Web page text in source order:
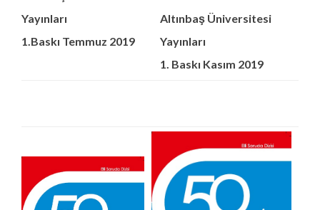
Yayınları
1.Baskı Temmuz 2019
Altınbaş Üniversitesi
Yayınları
1. Baskı Kasım 2019